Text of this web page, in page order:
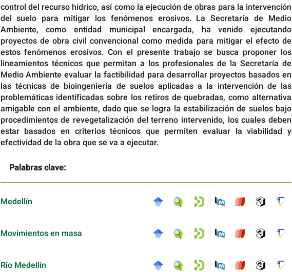
control del recurso hídrico, así como la ejecución de obras para la intervención
del suelo para mitigar los fenómenos erosivos. La Secretaría de Medio
Ambiente, como entidad municipal encargada, ha venido ejecutando
proyectos de obra civil convencional como medida para mitigar el efecto de
estos fenómenos erosivos. Con el presente trabajo se busca proponer los
lineamientos técnicos que permitan a los profesionales de la Secretaría de
Medio Ambiente evaluar la factibilidad para desarrollar proyectos basados en
las técnicas de bioingeniería de suelos aplicadas a la intervención de las
problemáticas identificadas sobre los retiros de quebradas, como alternativa
amigable con el ambiente, dado que se logra la estabilización de suelos bajo
procedimientos de revegetalización del terreno intervenido, los cuales deben
estar basados en criterios técnicos que permiten evaluar la viabilidad y
efectividad de la obra que se va a ejecutar.
Palabras clave:
Medellín
Movimientos en masa
Rio Medellín